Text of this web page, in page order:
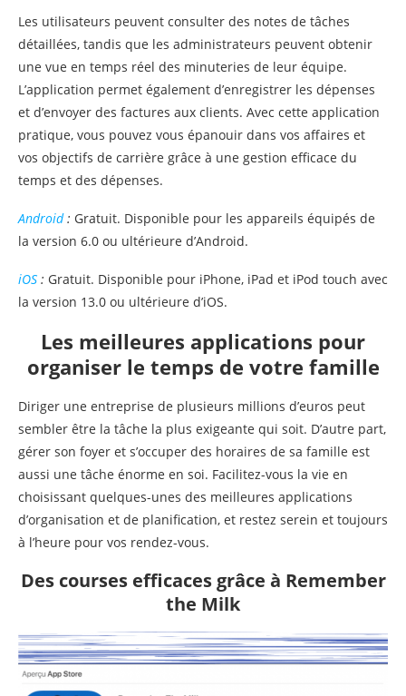
Les utilisateurs peuvent consulter des notes de tâches
détaillées, tandis que les administrateurs peuvent obtenir
une vue en temps réel des minuteries de leur équipe.
L’application permet également d’enregistrer les dépenses
et d’envoyer des factures aux clients. Avec cette application
pratique, vous pouvez vous épanouir dans vos affaires et
vos objectifs de carrière grâce à une gestion efficace du
temps et des dépenses.
Android: Gratuit. Disponible pour les appareils équipés de
la version 6.0 ou ultérieure d’Android.
iOS : Gratuit. Disponible pour iPhone, iPad et iPod touch avec
la version 13.0 ou ultérieure d’iOS.
Les meilleures applications pour
organiser le temps de votre famille
Diriger une entreprise de plusieurs millions d’euros peut
sembler être la tâche la plus exigeante qui soit. D’autre part,
gérer son foyer et s’occuper des horaires de sa famille est
aussi une tâche énorme en soi. Facilitez-vous la vie en
choisissant quelques-unes des meilleures applications
d’organisation et de planification, et restez serein et toujours
à l’heure pour vos rendez-vous.
Des courses efficaces grâce à Remember
the Milk